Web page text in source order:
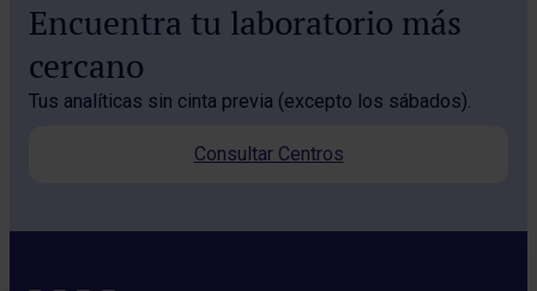
Encuentra tu laboratorio más
cercano
Tus analíticas sin cinta previa (excepto los sábados).
Consultar Centros